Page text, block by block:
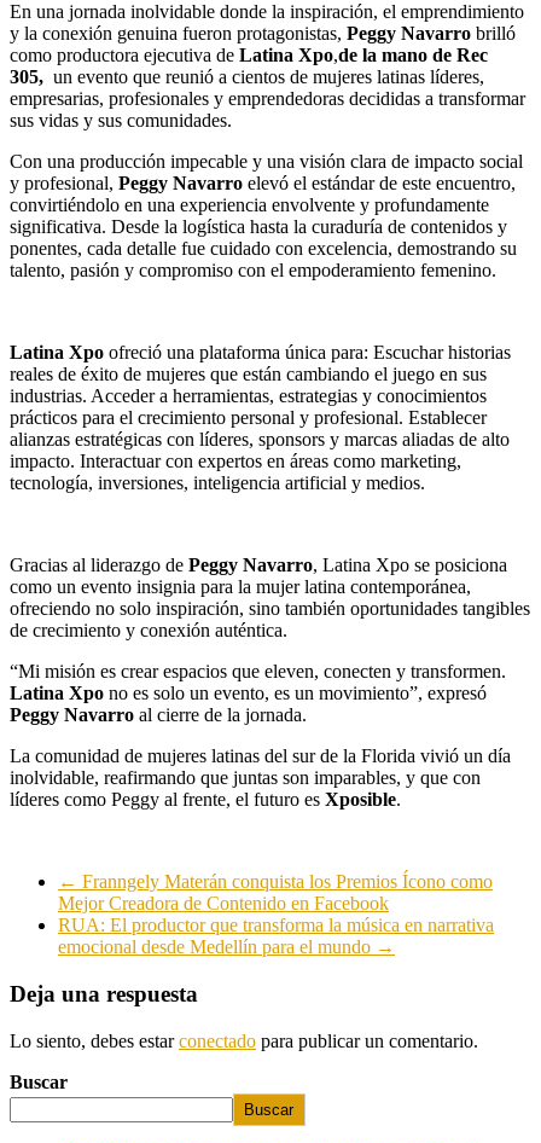
En una jornada inolvidable donde la inspiración, el emprendimiento
y la conexión genuina fueron protagonistas, Peggy Navarro brilló
como productora ejecutiva de Latina Xpo,de la mano de Rec
305, un evento que reunió a cientos de mujeres latinas líderes,
empresarias, profesionales y emprendedoras decididas a transformar
sus vidas y sus comunidades.
Con una producción impecable y una visión clara de impacto social
y profesional, Peggy Navarro elevó el estándar de este encuentro,
convirtiéndolo en una experiencia envolvente y profundamente
significativa. Desde la logística hasta la curaduría de contenidos y
ponentes, cada detalle fue cuidado con excelencia, demostrando su
talento, pasión y compromiso con el empoderamiento femenino.
Latina Xpo ofreció una plataforma única para: Escuchar historias
reales de éxito de mujeres que están cambiando el juego en sus
industrias. Acceder a herramientas, estrategias y conocimientos
prácticos para el crecimiento personal y profesional. Establecer
alianzas estratégicas con líderes, sponsors y marcas aliadas de alto
impacto. Interactuar con expertos en áreas como marketing,
tecnología, inversiones, inteligencia artificial y medios.
Gracias al liderazgo de Peggy Navarro, Latina Xpo se posiciona
como un evento insignia para la mujer latina contemporánea,
ofreciendo no solo inspiración, sino también oportunidades tangibles
de crecimiento y conexión auténtica.
“Mi misión es crear espacios que eleven, conecten y transformen.
Latina Xpo no es solo un evento, es un movimiento”, expresó
Peggy Navarro al cierre de la jornada.
La comunidad de mujeres latinas del sur de la Florida vivió un día
inolvidable, reafirmando que juntas son imparables, y que con
líderes como Peggy al frente, el futuro es Xposible.
← Franngely Materán conquista los Premios Ícono como
Mejor Creadora de Contenido en Facebook
RUA: El productor que transforma la música en narrativa
emocional desde Medellín para el mundo →
Deja una respuesta
Lo siento, debes estarconectado para publicar un comentario.
Buscar
Buscar